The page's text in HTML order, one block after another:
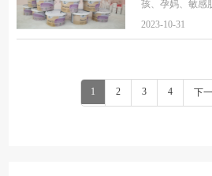
孩、孕妈、敏感
2023-10-31
1 2 3 4 下